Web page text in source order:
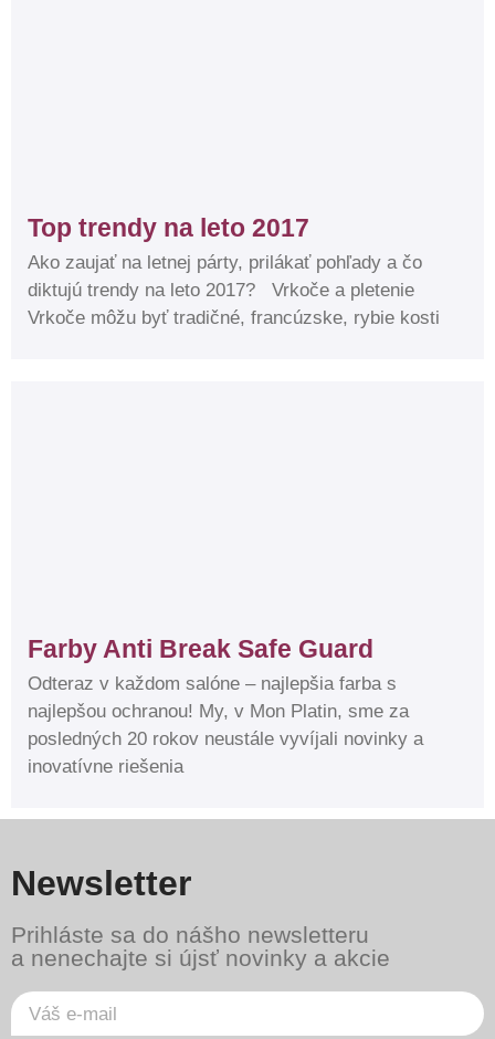
Top trendy na leto 2017
Ako zaujať na letnej párty, prilákať pohľady a čo
diktujú trendy na leto 2017? Vrkoče a pletenie​
Vrkoče môžu byť tradičné, francúzske, rybie kosti
Farby Anti Break Safe Guard
Odteraz v každom salóne – najlepšia farba s
najlepšou ochranou! My, v Mon Platin, sme za
posledných 20 rokov neustále vyvíjali novinky a
inovatívne riešenia
Newsletter
Prihláste sa do nášho newsletteru
a nenechajte si újsť novinky a akcie